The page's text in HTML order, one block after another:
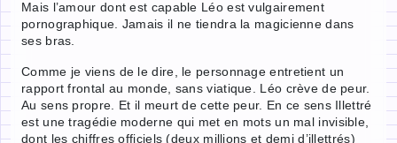
Mais l’amour dont est capable Léo est vulgairement
pornographique. Jamais il ne tiendra la magicienne dans
ses bras.
Comme je viens de le dire, le personnage entretient un
rapport frontal au monde, sans viatique. Léo crève de peur.
Au sens propre. Et il meurt de cette peur. En ce sens Illettré
est une tragédie moderne qui met en mots un mal invisible,
dont les chiffres officiels (deux millions et demi d’illettrés)